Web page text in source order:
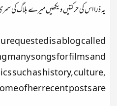
یہ ذرا اس کی حرکتیں دیکھیں میرے بلاگ کی
many songs for films and
such as history, culture,
of her recent posts are: